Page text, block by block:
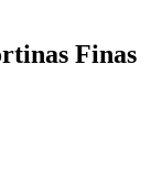
Finas